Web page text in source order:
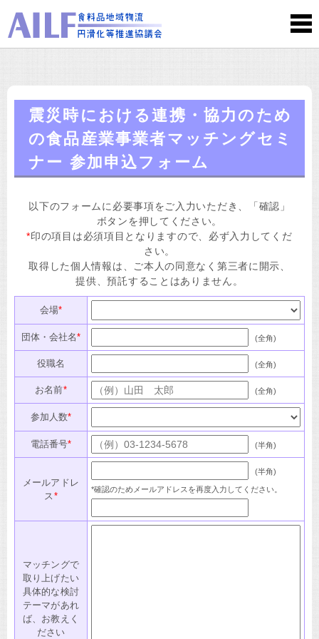
震災時における連携・協力のため
の食品産業事業者マッチングセミ
ナー 参加申込フォーム
以下のフォームに必要事項をご入力いただき、
「確認」
ボタンを押してください。
*印の項目は必須項目となりますので、必ず入力してくだ
さい。
取得した個人情報は、ご本人の同意なく第三者に開示、
提供、預託することはありません。
会場*
団体・会社名* (全角)
役職名 (全角)
お名前* (全角)
参加人数*
電話番号* (半角)
メールアドレ
ス*
(半角)
*確認のためメールアドレスを再度入力してください。
マッチングで
取り上げたい
具体的な検討
テーマがあれ
ば、お教えく
ださい